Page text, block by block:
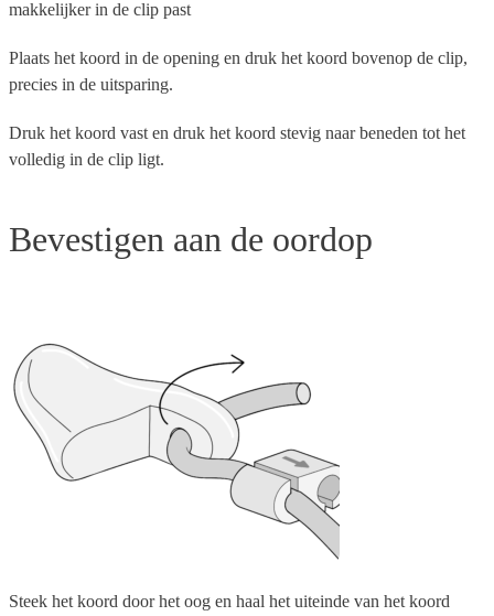
makkelijker in de clip past
Plaats het koord in de opening en druk het koord bovenop de clip,
precies in de uitsparing.
Druk het koord vast en druk het koord stevig naar beneden tot het
volledig in de clip ligt.
Bevestigen aan de oordop
Steek het koord door het oog en haal het uiteinde van het koord